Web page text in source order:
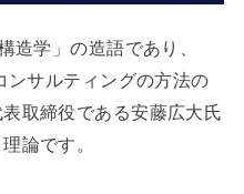
造学」の造語であり、
ンサルティングの方法の
取締役である安藤広大氏
論です。